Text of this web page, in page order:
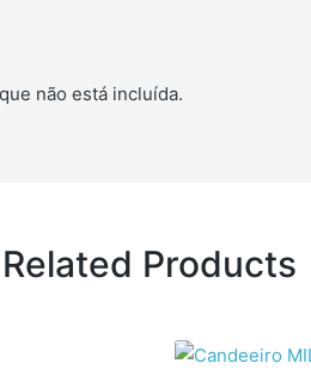
não está incluída.
Related Products